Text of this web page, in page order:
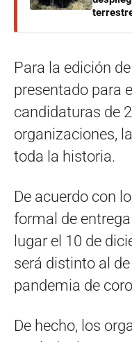
Para la edición
presentado para
candidaturas de
organizaciones,
toda la historia.
De acuerdo con
formal de
lugar el 10 de
será distinto al
pandemia de
De hecho, los